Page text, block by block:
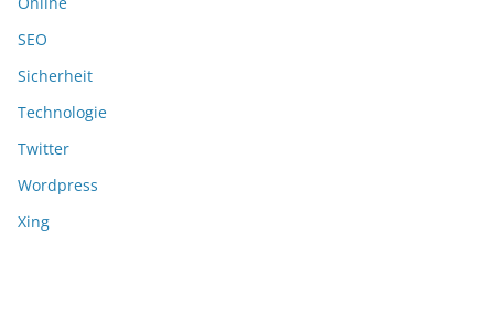
SEO
Sicherheit
Technologie
Twitter
Wordpress
Xing